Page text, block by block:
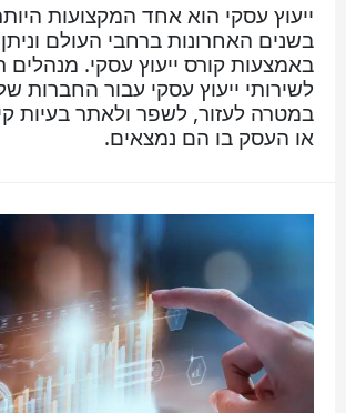
ייעוץ עסקי הוא אחד המקצועות
בשנים האחרונות ברחבי העולם
באמצעות קורס ייעוץ עסקי. מנהלים
לשירותי ייעוץ עסקי עבור החברות
במטרה לעזור, לשפר ולאתר בעיות
או העסק בו הם נמצאים.